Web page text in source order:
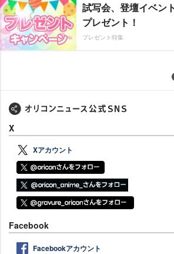
試写会、登壇イベン
プレゼント！
プレゼント特集
X
Xアカウント
Facebook
Facebookアカウント